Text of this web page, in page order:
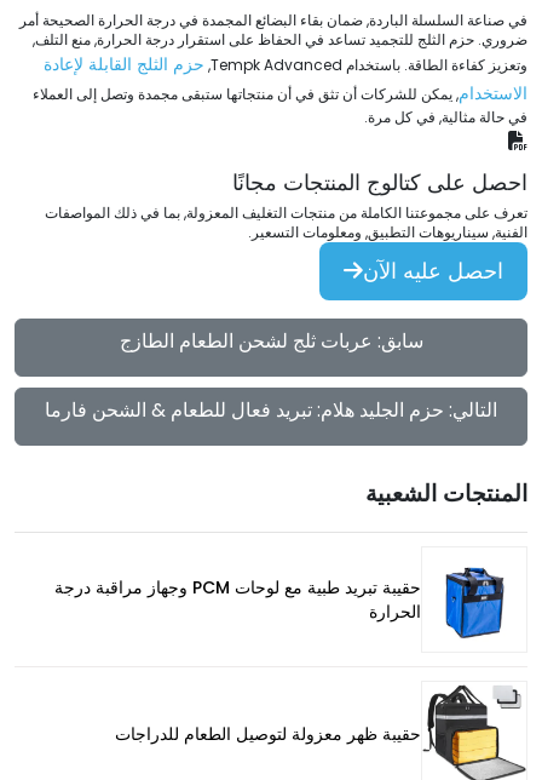
في صناعة السلسلة الباردة, ضمان بقاء البضائع المجمدة في درجة الحرارة الصحيحة أمر
ضروري. حزم الثلج للتجميد تساعد في الحفاظ على استقرار درجة الحرارة, منع التلف,
وتعزيز كفاءة الطاقة. باستخدام Tempk Advanced,
حزم الثلج القابلة لإعادة
الاستخدام, يمكن للشركات أن تثق في أن منتجاتها ستبقى مجمدة وتصل إلى العملاء
في حالة مثالية, في كل مرة.
احصل على كتالوج المنتجات مجانًا
تعرف على مجموعتنا الكاملة من منتجات التغليف المعزولة, بما في ذلك المواصفات
الفنية, سيناريوهات التطبيق, ومعلومات التسعير.
احصل عليه الآن
سابق: عربات ثلج لشحن الطعام الطازج
التالي: حزم الجليد هلام: تبريد فعال للطعام & الشحن فارما
المنتجات الشعبية
حقيبة تبريد طبية مع لوحات PCM وجهاز مراقبة درجة
الحرارة
حقيبة ظهر معزولة لتوصيل الطعام للدراجات